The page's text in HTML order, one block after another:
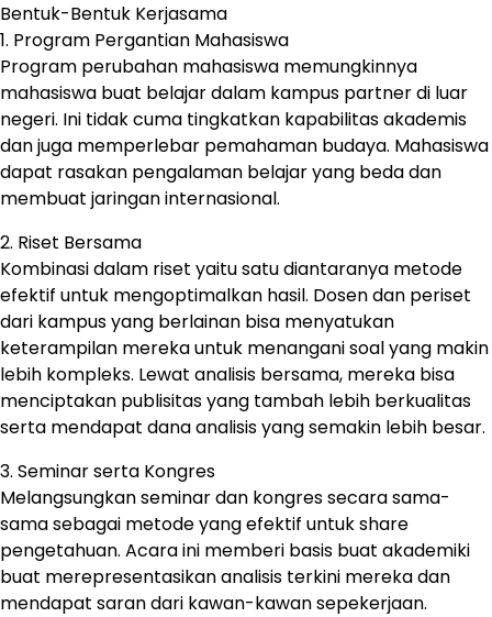
Bentuk-Bentuk Kerjasama
1. Program Pergantian Mahasiswa
Program perubahan mahasiswa memungkinnya
mahasiswa buat belajar dalam kampus partner di luar
negeri. Ini tidak cuma tingkatkan kapabilitas akademis
dan juga memperlebar pemahaman budaya. Mahasiswa
dapat rasakan pengalaman belajar yang beda dan
membuat jaringan internasional.
2. Riset Bersama
Kombinasi dalam riset yaitu satu diantaranya metode
efektif untuk mengoptimalkan hasil. Dosen dan periset
dari kampus yang berlainan bisa menyatukan
keterampilan mereka untuk menangani soal yang makin
lebih kompleks. Lewat analisis bersama, mereka bisa
menciptakan publisitas yang tambah lebih berkualitas
serta mendapat dana analisis yang semakin lebih besar.
3. Seminar serta Kongres
Melangsungkan seminar dan kongres secara sama-
sama sebagai metode yang efektif untuk share
pengetahuan. Acara ini memberi basis buat akademiki
buat merepresentasikan analisis terkini mereka dan
mendapat saran dari kawan-kawan sepekerjaan.